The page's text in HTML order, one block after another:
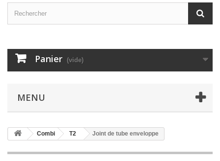
Panier (vide)
MENU
Combi T2 Joint de tube enveloppe